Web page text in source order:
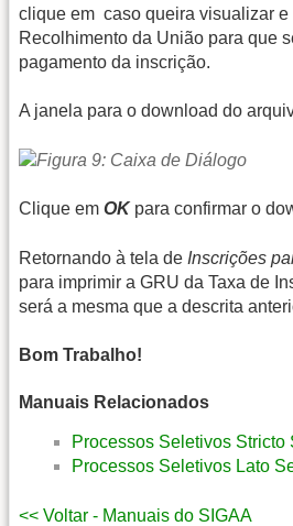
clique em caso queira visualizar
Recolhimento da União para que
pagamento da inscrição.
A janela para o download do
Clique em OKpara confirmar o
Retornando à tela de Inscrições
para imprimir a GRU da Taxa de
será a mesma que a descrita
Bom Trabalho!
Manuais Relacionados
Processos Seletivos Stricto
Processos Seletivos Lato
<< Voltar - Manuais do SIGAA